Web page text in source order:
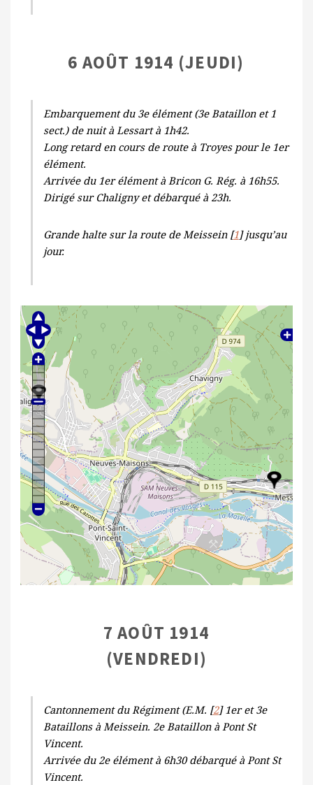
6 AOÛT 1914 (JEUDI)
Embarquement du 3e élément (3e Bataillon et 1
sect.) de nuit à Lessart à 1h42.
Long retard en cours de route à Troyes pour le 1er
élément.
Arrivée du 1er élément à Bricon G. Rég. à 16h55.
Dirigé sur Chaligny et débarqué à 23h.
Grande halte sur la route de Meissein [1] jusqu’au
jour.
7 AOÛT 1914
(VENDREDI)
Cantonnement du Régiment (E.M. [2] 1er et 3e
Bataillons à Meissein. 2e Bataillon à Pont St
Vincent.
Arrivée du 2e élément à 6h30 débarqué à Pont St
Vincent.